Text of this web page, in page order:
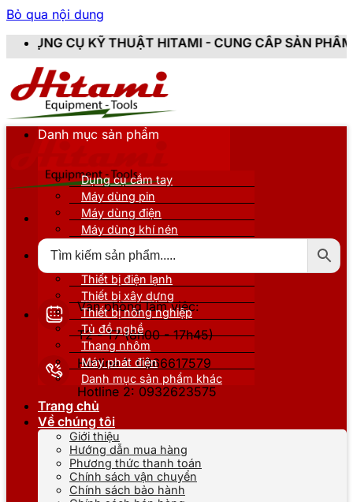
Bỏ qua nội dung
HITAMI - CUNG CẤP SẢN PHẨM CHÍNH HÃNG,
Văn phòng làm việc:
T2 - T7 (8h00 - 17h45)
Hotline 1: 0866617579
Hotline 2: 0932623575
Danh mục sản phẩm
Dụng cụ cầm tay
Máy dùng pin
Máy dùng điện
Máy dùng khí nén
Thiết bị nâng đỡ
Thiết bị điện lạnh
Thiết bị xây dựng
Thiết bị nông nghiệp
Tủ đồ nghề
Thang nhôm
Máy phát điện
Danh mục sản phẩm khác
Trang chủ
Về chúng tôi
Giới thiệu
Hướng dẫn mua hàng
Phương thức thanh toán
Chính sách vận chuyển
Chính sách bảo hành